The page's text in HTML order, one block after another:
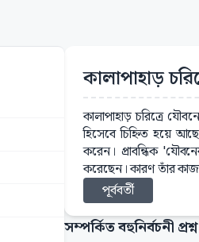
কালাপাহাড়
কালাপাহাড় চরিত্রে
হিসেবে চিহ্নিত হয়ে
করেন। প্রাবন্ধিক
করেছেন। কারণ তাঁর
পূর্ববর্তী
সম্পর্কিত বহুনির্বচনী